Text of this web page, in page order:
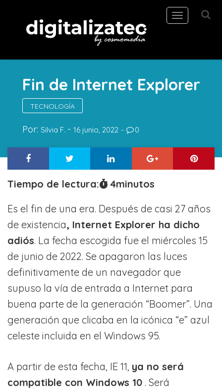
Toggle
navigation
Fin de Internet Explorer
TECNOLOGÍA
Por: Silvia F. 16 junio, 2022 0
Tiempo de lectura: 4minutos
Es el fin de una era. Después de casi 27 años
de existencia, Internet Explorer ha dicho
adiós. La fecha escogida fue el miércoles 15
de junio de 2022. Se apagaron las luces
definitivamente de un navegador que
supuso la vía de entrada a Internet para
buena parte de la generación “Boomer”. Una
generación que clicaba en la icónica “e” azul
celeste incluida en el Windows 95.
A partir de esta fecha, IE 11, ya no será
compatible con Windows 10 . Será